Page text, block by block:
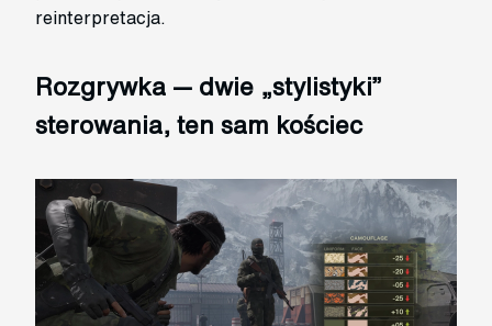
reinterpretacja.
Rozgrywka — dwie „stylistyki”
sterowania, ten sam kościec